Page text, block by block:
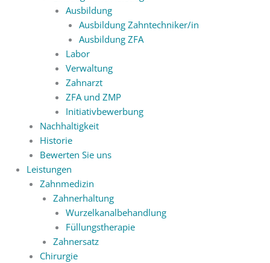
Ausbildung
Ausbildung Zahntechniker/in
Ausbildung ZFA
Labor
Verwaltung
Zahnarzt
ZFA und ZMP
Initiativbewerbung
Nachhaltigkeit
Historie
Bewerten Sie uns
Leistungen
Zahnmedizin
Zahnerhaltung
Wurzelkanalbehandlung
Füllungstherapie
Zahnersatz
Chirurgie